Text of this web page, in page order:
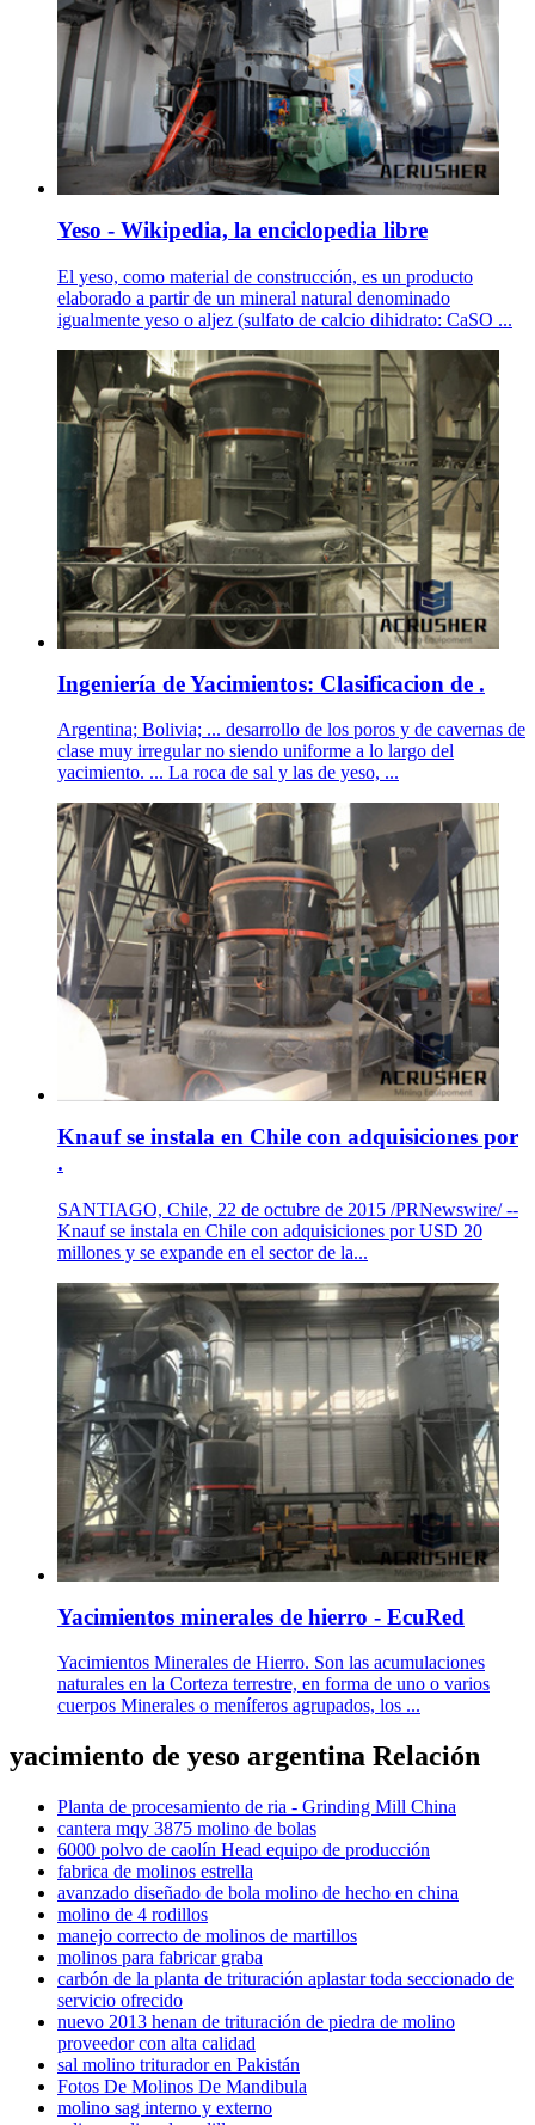
Yeso - Wikipedia, la enciclopedia libre
El yeso, como material de construcción, es un producto
elaborado a partir de un mineral natural denominado
igualmente yeso o aljez (sulfato de calcio dihidrato: CaSO ...
Ingeniería de Yacimientos: Clasificacion de .
Argentina; Bolivia; ... desarrollo de los poros y de cavernas de
clase muy irregular no siendo uniforme a lo largo del
yacimiento. ... La roca de sal y las de yeso, ...
Knauf se instala en Chile con adquisiciones por
.
SANTIAGO, Chile, 22 de octubre de 2015 /PRNewswire/ --
Knauf se instala en Chile con adquisiciones por USD 20
millones y se expande en el sector de la...
Yacimientos minerales de hierro - EcuRed
Yacimientos Minerales de Hierro. Son las acumulaciones
naturales en la Corteza terrestre, en forma de uno o varios
cuerpos Minerales o meníferos agrupados, los ...
yacimiento de yeso argentina Relación
Planta de procesamiento de ria - Grinding Mill China
cantera mqy 3875 molino de bolas
6000 polvo de caolín Head equipo de producción
fabrica de molinos estrella
avanzado diseñado de bola molino de hecho en china
molino de 4 rodillos
manejo correcto de molinos de martillos
molinos para fabricar graba
carbón de la planta de trituración aplastar toda seccionado de
servicio ofrecido
nuevo 2013 henan de trituración de piedra de molino
proveedor con alta calidad
sal molino triturador en Pakistán
Fotos De Molinos De Mandibula
molino sag interno y externo